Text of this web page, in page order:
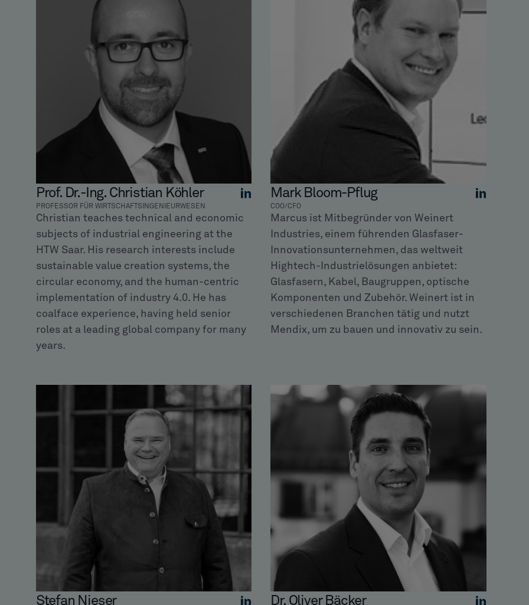
Prof. Dr.-Ing. Christian Köhler
PROFESSOR FÜR WIRTSCHAFTSINGENIEURWESEN
Christian teaches technical and economic
subjects of industrial engineering at the
HTW Saar. His research interests include
sustainable value creation systems, the
circular economy, and the human-centric
implementation of industry 4.0. He has
coalface experience, having held senior
roles at a leading global company for many
years.
Mark Bloom-Pflug
COO/CFO
Marcus ist Mitbegründer von Weinert
Industries, einem führenden Glasfaser-
Innovationsunternehmen, das weltweit
Hightech-Industrielösungen anbietet:
Glasfasern, Kabel, Baugruppen, optische
Komponenten und Zubehör. Weinert ist in
verschiedenen Branchen tätig und nutzt
Mendix, um zu bauen und innovativ zu sein.
Stefan Nieser Dr. Oliver Bäcker